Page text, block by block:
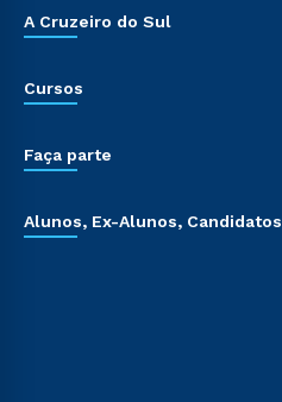
A Cruzeiro do Sul
Cursos
Faça parte
Alunos, Ex-Alunos, Candidatos